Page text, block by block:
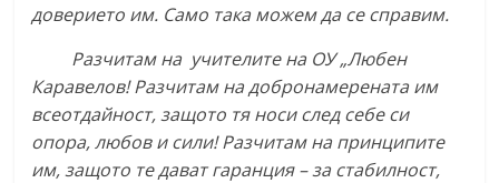
доверието им. Само така можем да се справим.
Разчитам на учителите на ОУ „Любен
Каравелов! Разчитам на добронамерената им
всеотдайност, защото тя носи след себе си
опора, любов и сили! Разчитам на принципите
им, защото те дават гаранция – за стабилност,